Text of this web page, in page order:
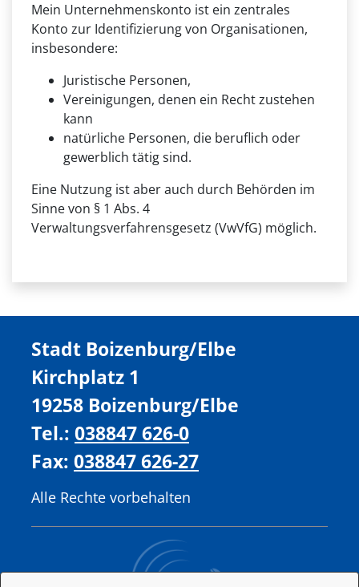
Mein Unternehmenskonto ist ein zentrales
Konto zur Identifizierung von Organisationen,
insbesondere:
Juristische Personen,
Vereinigungen, denen ein Recht zustehen
kann
natürliche Personen, die beruflich oder
gewerblich tätig sind.
Eine Nutzung ist aber auch durch Behörden im
Sinne von § 1 Abs. 4
Verwaltungsverfahrensgesetz (VwVfG) möglich.
Stadt Boizenburg/Elbe
Kirchplatz 1
19258 Boizenburg/Elbe
Tel.: 038847 626-0
Fax: 038847 626-27
Alle Rechte vorbehalten